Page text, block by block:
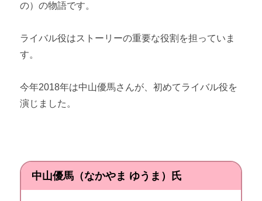
の）の物語です。
ライバル役はストーリーの重要な役割を担っていま
す。
今年2018年は中山優馬さんが、初めてライバル役を
演じました。
中山優馬（なかやま ゆうま）氏